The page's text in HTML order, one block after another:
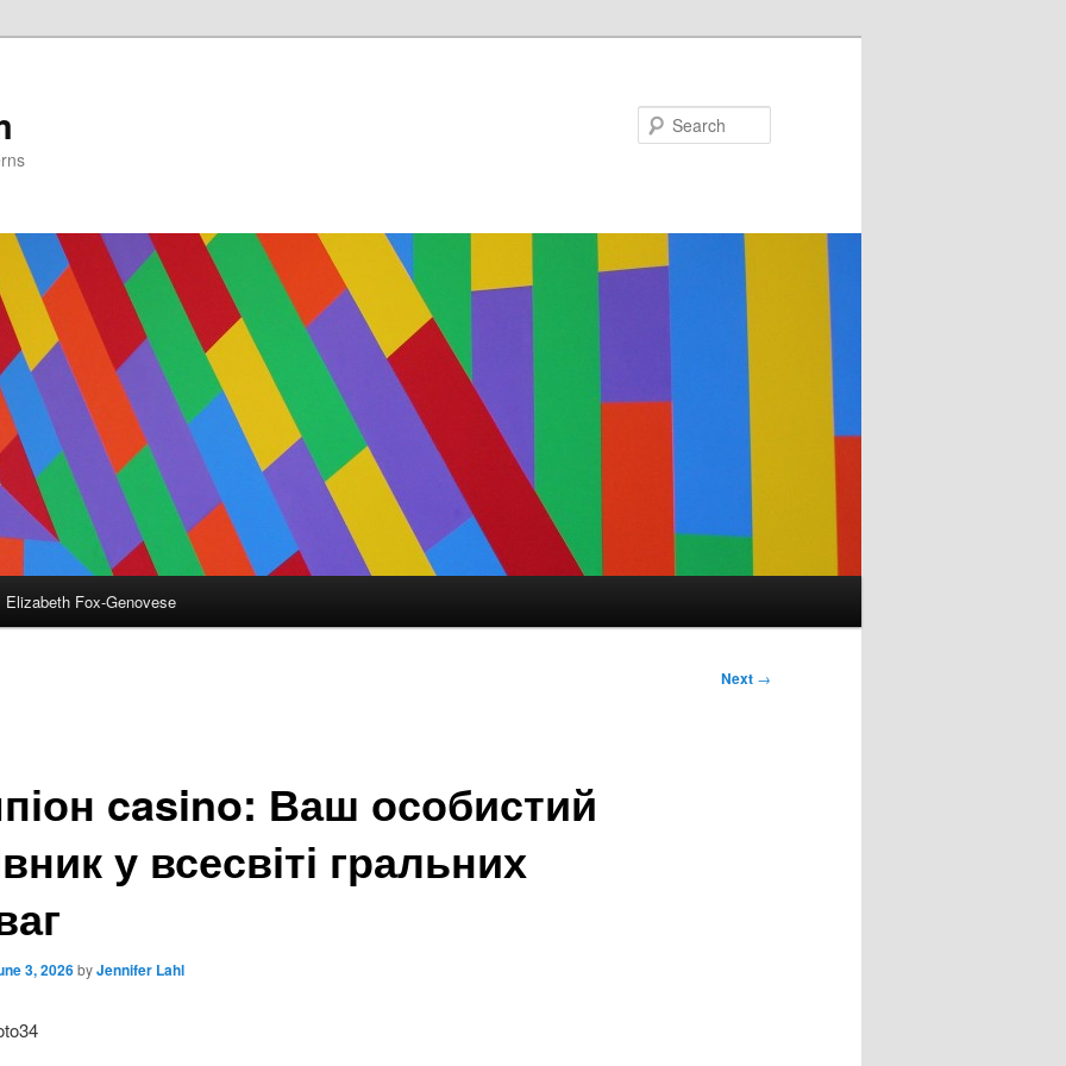
Elizabeth Fox-Genovese
Next →
casino: Ваш особистий
у всесвіті гральних
3, 2026byJennifer Lahl